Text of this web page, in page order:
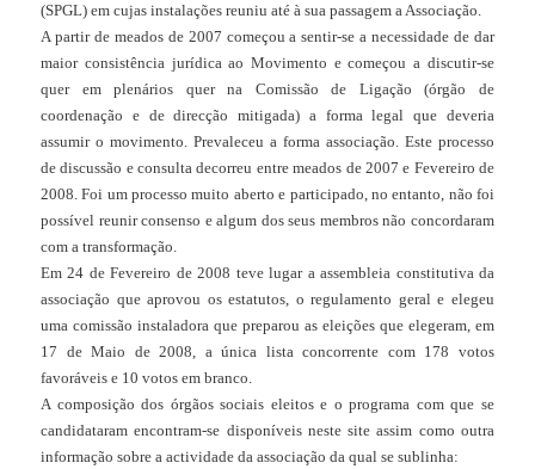
(SPGL) em cujas instalações reuniu até à sua passagem a Associação.
A partir de meados de 2007 começou a sentir-se a necessidade de dar
maior consistência jurídica ao Movimento e começou a discutir-se
quer em plenários quer na Comissão de Ligação (órgão de
coordenação e de direcção mitigada) a forma legal que deveria
assumir o movimento. Prevaleceu a forma associação. Este processo
de discussão e consulta decorreu entre meados de 2007 e Fevereiro de
2008. Foi um processo muito aberto e participado, no entanto, não foi
possível reunir consenso e algum dos seus membros não concordaram
com a transformação.
Em 24 de Fevereiro de 2008 teve lugar a assembleia constitutiva da
associação que aprovou os estatutos, o regulamento geral e elegeu
uma comissão instaladora que preparou as eleições que elegeram, em
17 de Maio de 2008, a única lista concorrente com 178 votos
favoráveis e 10 votos em branco.
A composição dos órgãos sociais eleitos e o programa com que se
candidataram encontram-se disponíveis neste site assim como outra
informação sobre a actividade da associação da qual se sublinha: